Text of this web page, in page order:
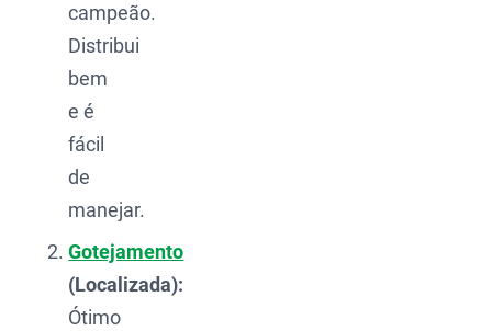
campeão.
Distribui
bem
e é
fácil
de
manejar.
Gotejamento
(Localizada):
Ótimo